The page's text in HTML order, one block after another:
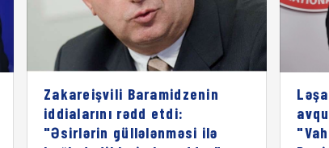
Zakareişvili Baramidzenin
iddialarını rədd etdi:
"Əsirlərin güllələnməsi ilə